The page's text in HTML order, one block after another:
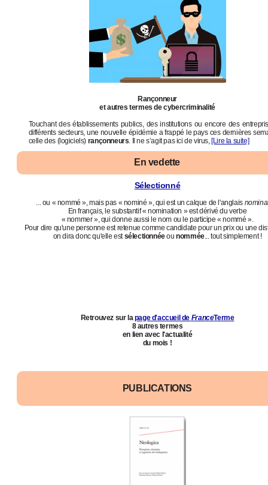
Rançonneur
et autres termes de cybercriminalité
Touchant des établissements publics, des institutions ou encore des
différents secteurs, une nouvelle épidémie a frappé le pays ces dernières
celle des (logiciels) rançonneurs. Il ne s’agit pas ici de virus, [Lire la suite]
En vedette
Sélectionné
... ou « nommé », mais pas « nominé », qui est un calque de l'anglais
En français, le substantif « nomination » est dérivé du verbe
« nommer », qui donne aussi le nom ou le participe « nommé ».
Pour dire qu'une personne est retenue comme candidate pour un prix ou une
on dira donc qu'elle estsélectionnéeounommée... tout simplement !
Retrouvez sur lapage d'accueil de FranceTerme
8 autres termes
en lien avec l'actualité
du mois !
PUBLICATIONS